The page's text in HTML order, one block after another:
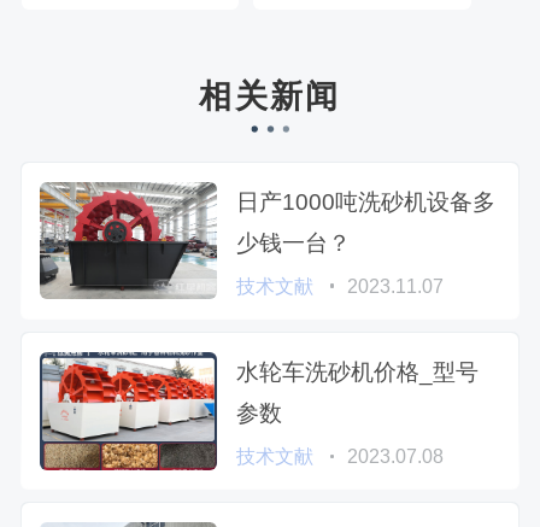
相关新闻
日产1000吨洗砂机设备多
少钱一台？
技术文献 2023.11.07
水轮车洗砂机价格_型号
参数
技术文献 2023.07.08